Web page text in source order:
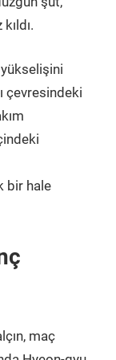
çevresindeki
bir hale
maç